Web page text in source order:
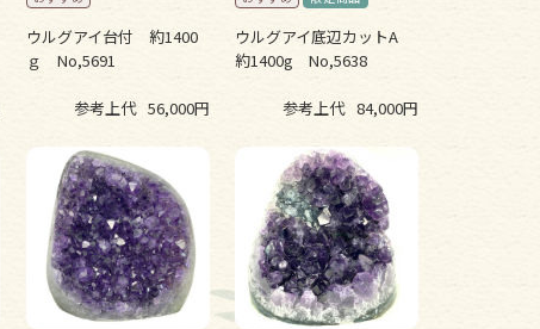
ウルグアイ台付 約1400
ｇ No,5691
参考上代 56,000円
ウルグアイ底辺カットA
約1400g No,5638
参考上代 84,000円